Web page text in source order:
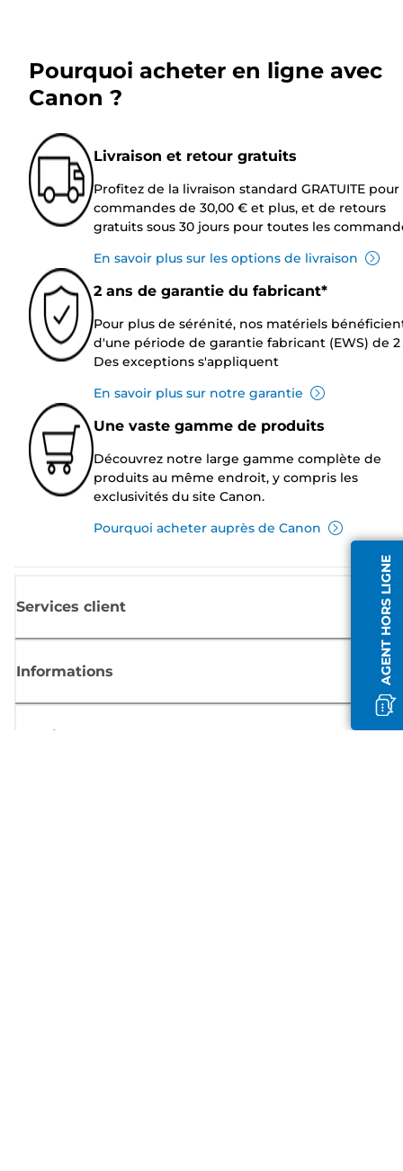
AGENT HORS LIGNE
Pourquoi acheter en ligne avec
Canon ?
Livraison et retour gratuits
Profitez de la livraison standard GRATUITE pour
commandes de 30,00 € et plus, et de retours
gratuits sous 30 jours pour toutes les
En savoir plus sur les options de livraison
2 ans de garantie du fabricant*
Pour plus de sérénité, nos matériels
d'une période de garantie fabricant (EWS) de 2
Des exceptions s'appliquent
En savoir plus sur notre garantie
Une vaste gamme de produits
Découvrez notre large gamme complète de
produits au même endroit, y compris les
exclusivités du site Canon.
Pourquoi acheter auprès de Canon
Services client
Informations
Boutique